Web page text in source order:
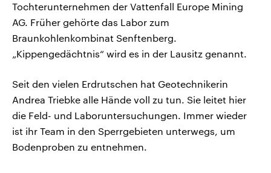
Tochterunternehmen der Vattenfall Europe Mining
AG. Früher gehörte das Labor zum
Braunkohlenkombinat Senftenberg.
„Kippengedächtnis“ wird es in der Lausitz genannt.
Seit den vielen Erdrutschen hat Geotechnikerin
Andrea Triebke alle Hände voll zu tun. Sie leitet hier
die Feld- und Laboruntersuchungen. Immer wieder
ist ihr Team in den Sperrgebieten unterwegs, um
Bodenproben zu entnehmen.